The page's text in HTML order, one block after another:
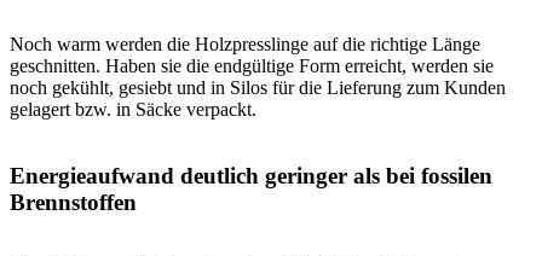
Noch warm werden die Holzpresslinge auf die richtige Länge
geschnitten. Haben sie die endgültige Form erreicht, werden sie
noch gekühlt, gesiebt und in Silos für die Lieferung zum Kunden
gelagert bzw. in Säcke verpackt.
Energieaufwand deutlich geringer als bei fossilen
Brennstoffen